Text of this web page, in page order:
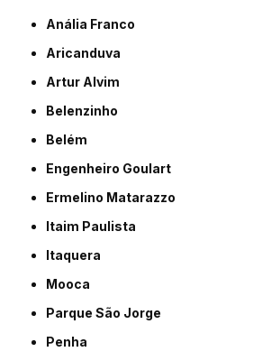
Anália Franco
Aricanduva
Artur Alvim
Belenzinho
Belém
Engenheiro Goulart
Ermelino Matarazzo
Itaim Paulista
Itaquera
Mooca
Parque São Jorge
Penha